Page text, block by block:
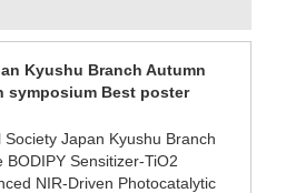
Kyushu Branch Autumn
symposium Best poster
Japan Kyushu Branch
BODIPY Sensitizer-TiO2
NIR-Driven Photocatalytic